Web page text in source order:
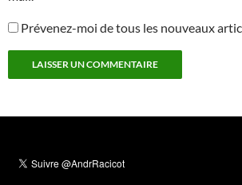
Prévenez-moi de tous les nouveaux